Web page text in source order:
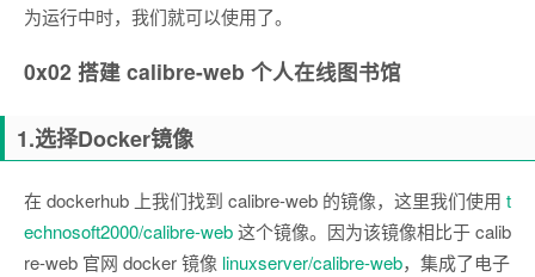
为运行中时，我们就可以使用了。
0x02 搭建 calibre-web 个人在线图书馆
1.选择Docker镜像
在 dockerhub 上我们找到 calibre-web 的镜像，这里我们使用 t
echnosoft2000/calibre-web这个镜像。因为该镜像相比于 calib
re-web 官网 docker 镜像 linuxserver/calibre-web，集成了电子